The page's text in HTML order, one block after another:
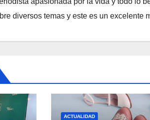
diversos temas y este es un excelente
ACTUALIDAD